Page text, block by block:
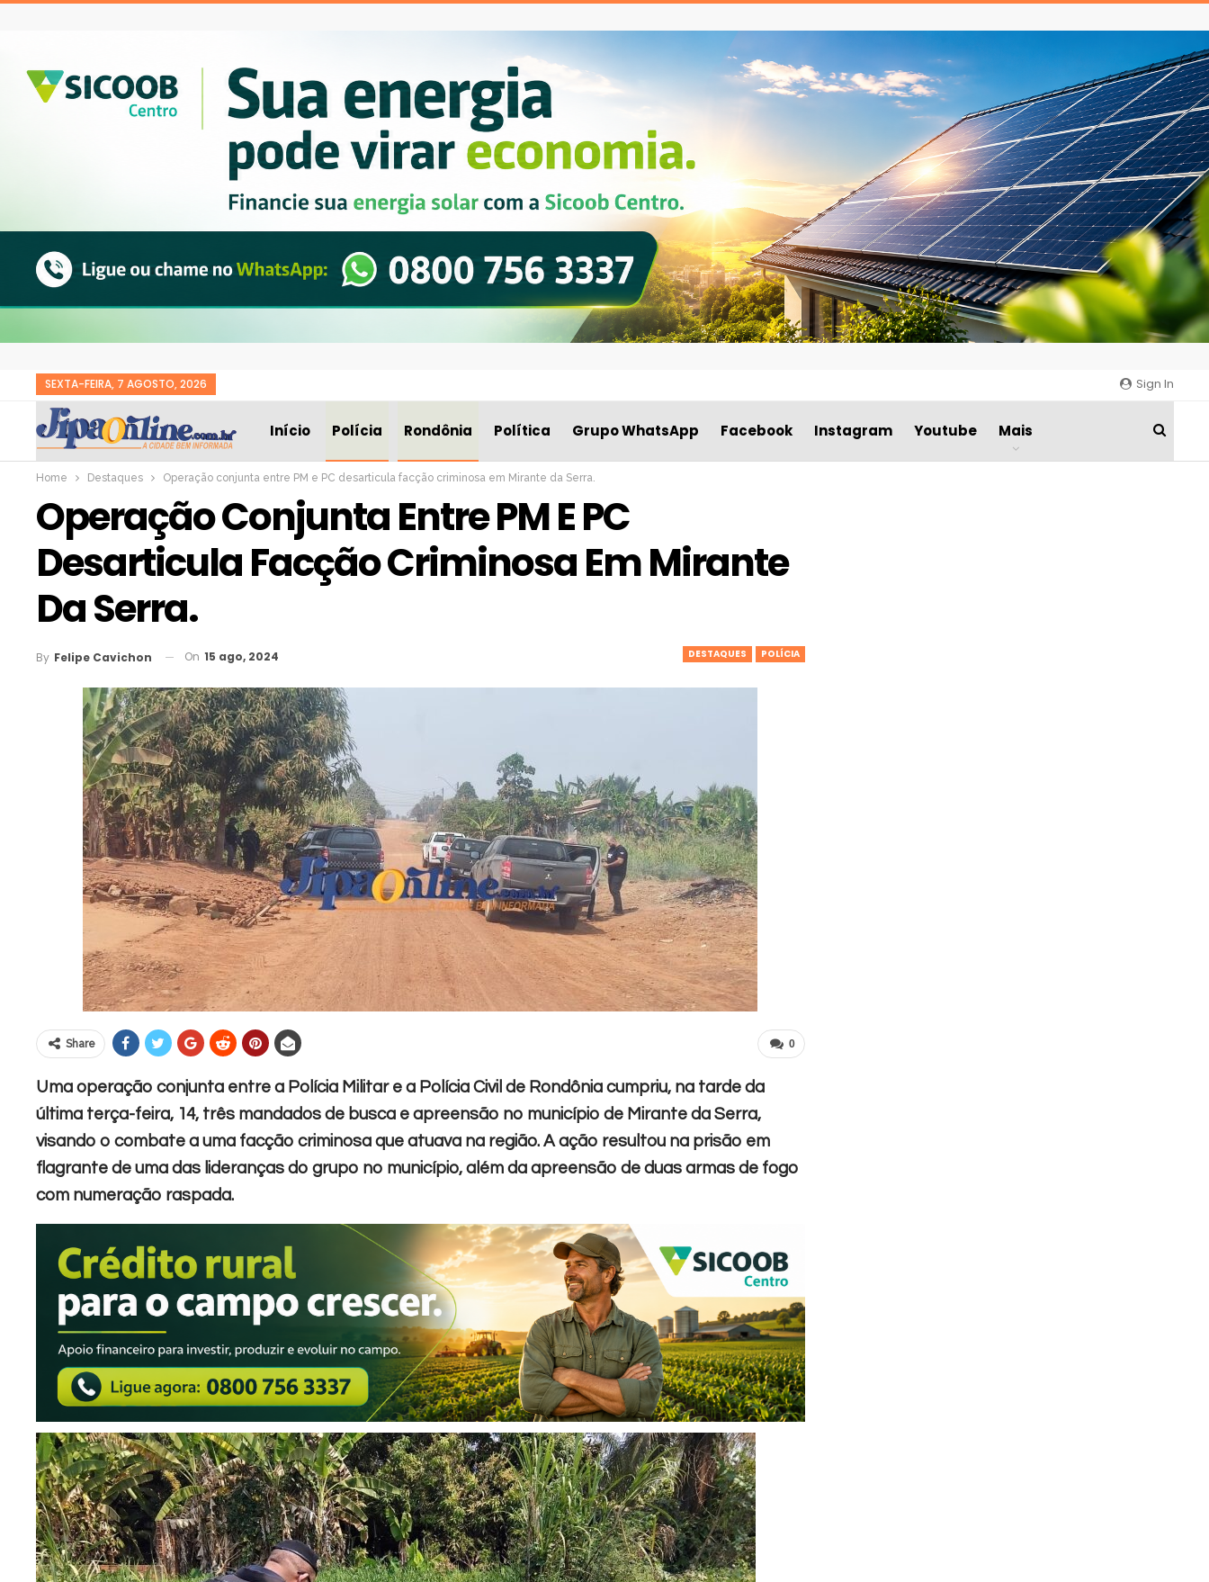
Sign In
SEXTA-FEIRA, 7 AGOSTO, 2026
Início Polícia Rondônia Política Grupo WhatsApp Facebook Instagram Youtube Mais
Home Destaques Operação conjunta entre PM e PC desarticula facção criminosa em Mirante da Serra.
Operação Conjunta Entre PM E PC
Desarticula Facção Criminosa Em Mirante
Da Serra.
DESTAQUES POLÍCIA
By Felipe Cavichon On 15 ago, 2024
0
Share
Uma operação conjunta entre a Polícia Militar e a Polícia Civil de Rondônia cumpriu, na tarde da
última terça-feira, 14, três mandados de busca e apreensão no município de Mirante da Serra,
visando o combate a uma facção criminosa que atuava na região. A ação resultou na prisão em
flagrante de uma das lideranças do grupo no município, além da apreensão de duas armas de fogo
com numeração raspada.